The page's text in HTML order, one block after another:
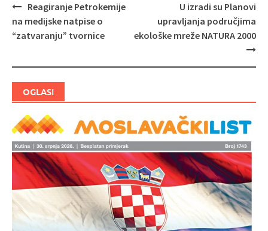
Navigacija
objava
Reagiranje Petrokemije
na medijske natpise o
“zatvaranju” tvornice
U izradi su Planovi
upravljanja područjima
ekološke mreže NATURA 2000
OGLASI